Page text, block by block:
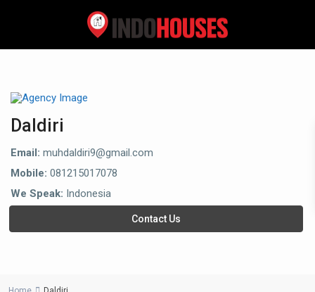
Daldiri
Email: muhdaldiri9@gmail.com
Mobile: 081215017078
We Speak: Indonesia
Contact Us